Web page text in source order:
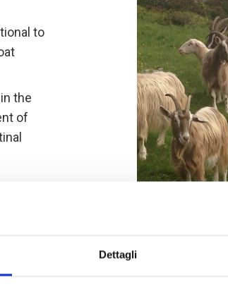
Dettagli
to
the
of